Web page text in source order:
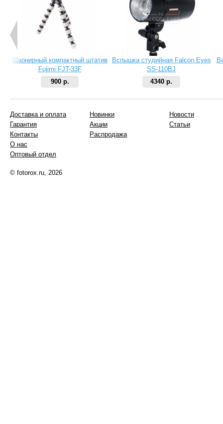
Шарнирный компактный штатив
Fujimi FJT-33F
900 р.
Вспышка студийная Falcon Eyes
SS-110BJ
4340 р.
Доставка и оплата
Гарантия
Контакты
О нас
Оптовый отдел
Новинки
Акции
Распродажа
Новости
Статьи
© fotorox.ru, 2026